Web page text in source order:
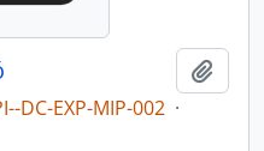
DC-EXP-MIP-002 ·